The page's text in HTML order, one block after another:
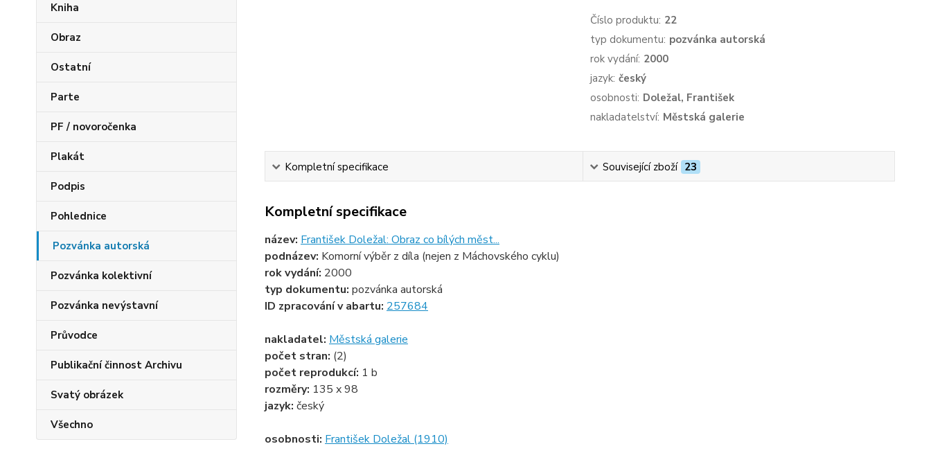
Kniha
Obraz
Ostatní
Parte
PF / novoročenka
Plakát
Podpis
Pohlednice
Pozvánka autorská
Pozvánka kolektivní
Pozvánka nevýstavní
Průvodce
Publikační činnost Archivu
Svatý obrázek
Všechno
Číslo produktu: 22
typ dokumentu: pozvánka autorská
rok vydání: 2000
jazyk: český
osobnosti: Doležal, František
nakladatelství: Městská galerie
Kompletní specifikace Související zboží 23
Kompletní specifikace
název: František Doležal: Obraz co bílých měst...
podnázev: Komorní výběr z díla (nejen z Máchovského cyklu)
rok vydání: 2000
typ dokumentu: pozvánka autorská
ID zpracování v abartu: 257684
nakladatel: Městská galerie
počet stran: (2)
počet reprodukcí: 1 b
rozměry: 135 x 98
jazyk: český
osobnosti: František Doležal (1910)